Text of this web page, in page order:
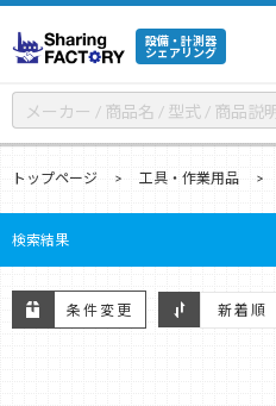
設備・計測器
シェアリング
トップページ 工具・作業用品
検索結果
条件変更